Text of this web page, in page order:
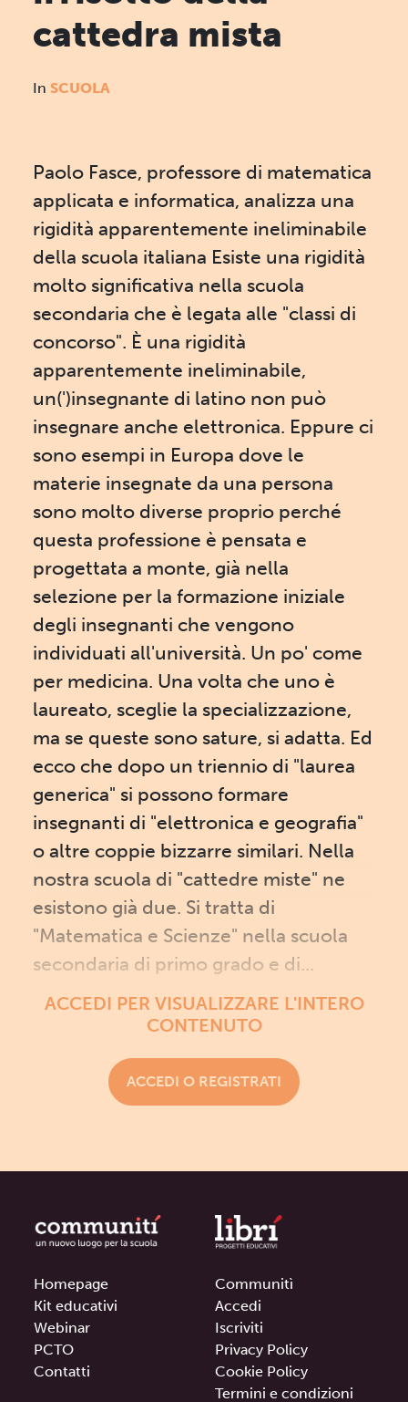
cattedra mista
In SCUOLA
Paolo Fasce, professore di matematica
applicata e informatica, analizza una
rigidità apparentemente ineliminabile
della scuola italiana Esiste una rigidità
molto significativa nella scuola
secondaria che è legata alle "classi di
concorso". È una rigidità
apparentemente ineliminabile,
un(')insegnante di latino non può
insegnare anche elettronica. Eppure ci
sono esempi in Europa dove le
materie insegnate da una persona
sono molto diverse proprio perché
questa professione è pensata e
progettata a monte, già nella
selezione per la formazione iniziale
degli insegnanti che vengono
individuati all'università. Un po' come
per medicina. Una volta che uno è
laureato, sceglie la specializzazione,
ma se queste sono sature, si adatta. Ed
ecco che dopo un triennio di "laurea
generica" si possono formare
insegnanti di "elettronica e geografia"
o altre coppie bizzarre similari. Nella
nostra scuola di "cattedre miste" ne
esistono già due. Si tratta di
"Matematica e Scienze" nella scuola
secondaria di primo grado e di...
ACCEDI PER VISUALIZZARE L'INTERO
CONTENUTO
ACCEDI O REGISTRATI
Homepage
Kit educativi
Webinar
PCTO
Contatti
Communitì
Accedi
Iscriviti
Privacy Policy
Cookie Policy
Termini e condizioni